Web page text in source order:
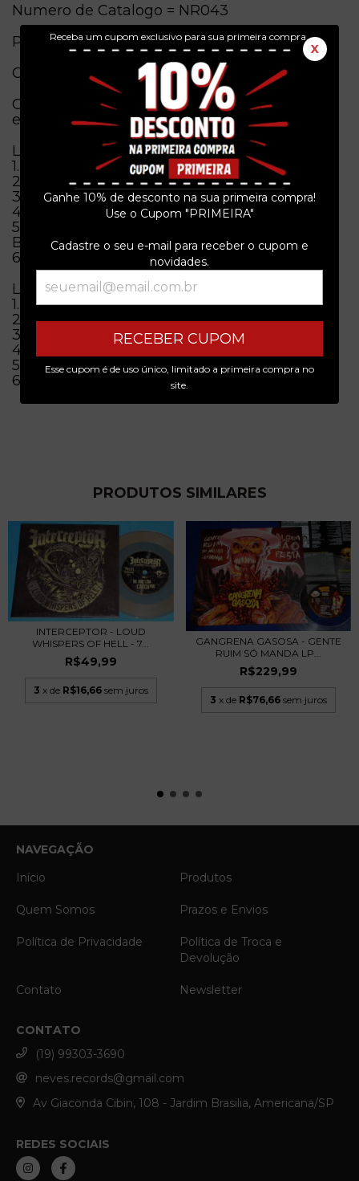
Receba um cupom exclusivo para sua primeira compra.
X
Ganhe 10% de desconto na sua primeira compra!
Use o Cupom "PRIMEIRA"
Cadastre o seu e-mail para receber o cupom e
novidades.
RECEBER CUPOM
Esse cupom é de uso único, limitado a primeira compra no
site.
Numero de Catalogo = NR043
Pais de origem = Brasil
Conservação = N(Capa) / N(Vinil)
Obs. = Edição limitada com capa especial e
encarte. Lacrado!
Lado A
1.Homem Limão
2.Whisk On The Rock
3.Desilusão Vertical
4.Vingança Barata
5.Eu Gosto De Você Mas Tambem Gosto Do
Bar
6.Ciúme No Swing
Lado B
1.Prensa No Pulmão (Sheena Bonita)
2.Tais, Tais
3.Mandrágora
4.Gal De Babydoll
5.Último Cigarro
6.Eu Não Quero Mais Nada
PRODUTOS SIMILARES
INTERCEPTOR - LOUD
WHISPERS OF HELL - 7...
R$49,99
3 x de R$16,66 sem juros
GANGRENA GASOSA - GENTE
RUIM SÓ MANDA LP...
R$229,99
3 x de R$76,66 sem juros
NAVEGAÇÃO
Início
Produtos
Quem Somos Prazos e Envios
Política de Privacidade
Política de Troca e
Devolução
Contato Newsletter
CONTATO
(19) 99303-3690
neves.records@gmail.com
Av Giaconda Cibin, 108 - Jardim Brasilia, Americana/SP
REDES SOCIAIS